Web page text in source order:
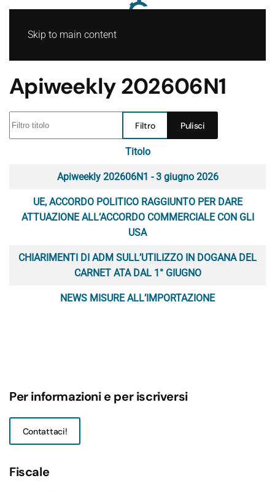
Skip to main content
Apiweekly 202606N1
Filtro Pulisci
Titolo
Apiweekly 202606N1 - 3 giugno 2026
UE, ACCORDO POLITICO RAGGIUNTO PER DARE
ATTUAZIONE ALL’ACCORDO COMMERCIALE CON GLI
USA
CHIARIMENTI DI ADM SULL’UTILIZZO IN DOGANA DEL
CARNET ATA DAL 1° GIUGNO
NEWS MISURE ALL’IMPORTAZIONE
Per informazioni e per iscriversi
Contattaci!
Fiscale